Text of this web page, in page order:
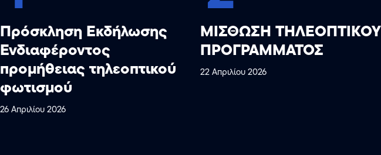
Πρόσκληση Εκδήλωσης
Ενδιαφέροντος
προμήθειας τηλεοπτικού
φωτισμού
26 Απριλίου 2026
ΜΙΣΘΩΣΗ ΤΗΛΕΟΠΤΙΚΟΥ
ΠΡΟΓΡΑΜΜΑΤΟΣ
22 Απριλίου 2026